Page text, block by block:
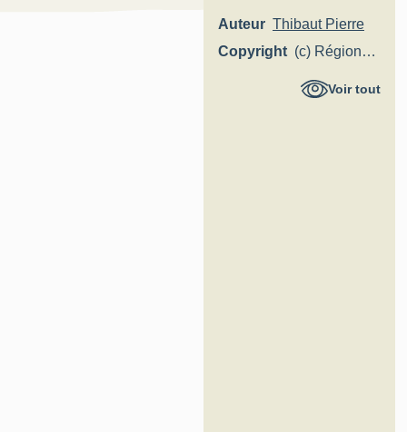
Auteur Thibaut Pierre
Copyright (c) Région
Hauts-de-
Voir tout